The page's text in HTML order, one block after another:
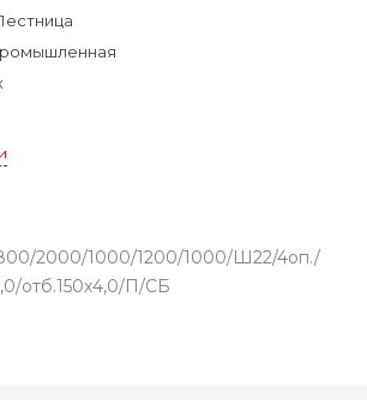
2000/1000/1200/1000/Ш22/4оп./
отб.150х4,0/П/СБ